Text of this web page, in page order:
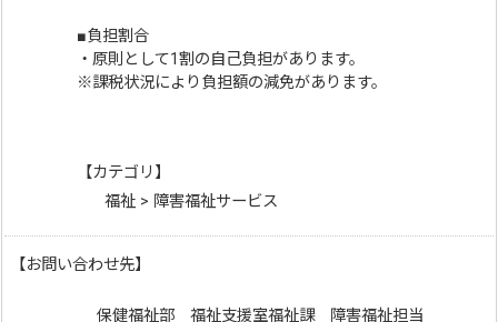
■負担割合
・原則として1割の自己負担があります。
※課税状況により負担額の減免があります。
【カテゴリ】
福祉 > 障害福祉サービス
【お問い合わせ先】
保健福祉部 福祉支援室福祉課 障害福祉担当